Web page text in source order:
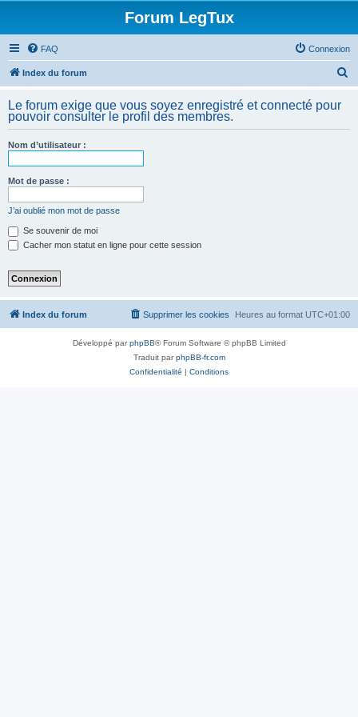
Forum LegTux
FAQ Connexion
Index du forum
h
Le forum exige que vous soyez enregistré et connecté pour
pouvoir consulter le profil des membres.
Nom d’utilisateur :
Mot de passe :
J’ai oublié mon mot de passe
Se souvenir de moi
Cacher mon statut en ligne pour cette session
Index du forum Heures au format UTC+01:00
Supprimer les cookies
Développé parphpBB® Forum Software © phpBB Limited
Traduit parphpBB-fr.com
Confidentialité | Conditions